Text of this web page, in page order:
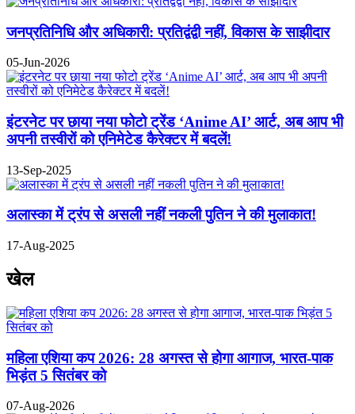
जनप्रतिनिधि और अधिकारी: प्रतिद्वंद्वी नहीं, विकास के साझीदार
05-Jun-2026
इंटरनेट पर छाया नया फोटो ट्रेंड ‘Anime AI’ आर्ट, अब आप भी
अपनी तस्वीरों को एनिमेटेड कैरेक्टर में बदलें!
13-Sep-2025
अलास्का में ट्रंप से असली नहीं नकली पुतिन ने की मुलाकात!
17-Aug-2025
खेल
महिला एशिया कप 2026: 28 अगस्त से होगा आगाज, भारत-पाक
भिड़ंत 5 सितंबर को
07-Aug-2026